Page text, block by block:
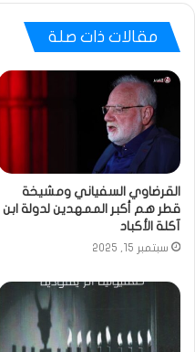
مقالات ذات صلة
القرضاوي السفياني ومشيخة
قطر هم أكبر الممهدين لدولة ابن
آكلة الأكباد
سبتمبر 15, 2025